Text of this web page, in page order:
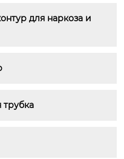
для наркоза и